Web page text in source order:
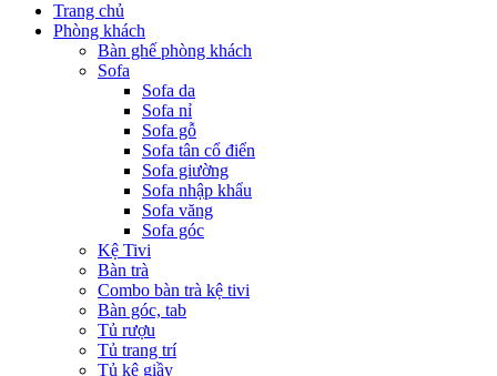
Trang chủ
Phòng khách
Bàn ghế phòng khách
Sofa
Sofa da
Sofa nỉ
Sofa gỗ
Sofa tân cổ điển
Sofa giường
Sofa nhập khẩu
Sofa văng
Sofa góc
Kệ Tivi
Bàn trà
Combo bàn trà kệ tivi
Bàn góc, tab
Tủ rượu
Tủ trang trí
Tủ kệ giầy